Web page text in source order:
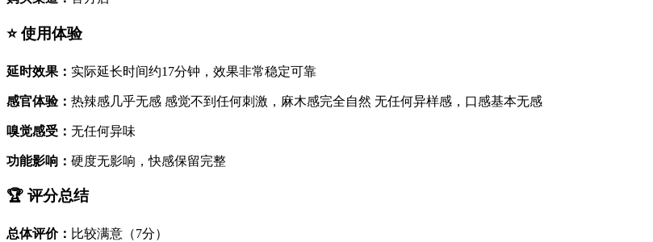
⭐ 使用体验
延时效果： 实际延长时间约17分钟，效果非常稳定可靠
感官体验： 热辣感几乎无感 感觉不到任何刺激，麻木感完全自然 无任何异样感，口感基本无感
嗅觉感受： 无任何异味
功能影响： 硬度无影响，快感保留完整
🏆 评分总结
总体评价： 比较满意（7分）